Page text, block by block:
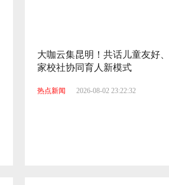
大咖云集昆明！共话儿童友好、
家校社协同育人新模式
热点新闻 2026-08-02 23:22:32